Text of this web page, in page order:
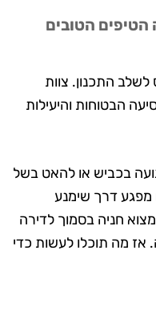
אלה הטיפים הטובים
התכנון. צוות
הבטוחות והיעילות
בכביש או להאט בשל
מפגע דרך שימנע
חניה בסמוך לדירה
מה תוכלו לעשות כדי